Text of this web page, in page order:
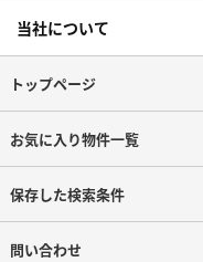
当社について
トップページ
お気に入り物件一覧
保存した検索条件
問い合わせ